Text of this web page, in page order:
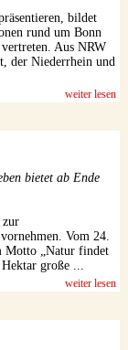
bildet
rund um Bonn
Aus NRW
der Niederrhein und
weiter lesen
bietet ab Ende
zur
Vom 24.
Motto „Natur findet
große ...
weiter lesen